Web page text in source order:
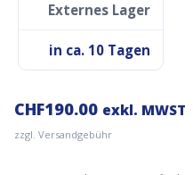
Externes Lager
in ca. 10 Tagen
CHF190.00 exkl. MWST
zzgl. Versandgebühr